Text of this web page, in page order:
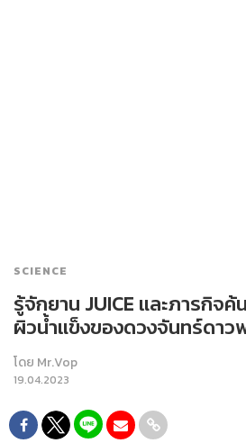
SCIENCE
รู้จักยาน JUICE​ และภารกิจ
ผิวน้ำแข็ง​ของดวงจันทร์​ดา
โดย Mr.Vop
19.04.2023